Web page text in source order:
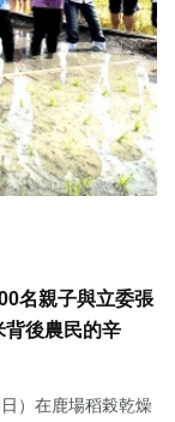
名親子與立委張
背後農民的辛
）在鹿場稻榖乾燥